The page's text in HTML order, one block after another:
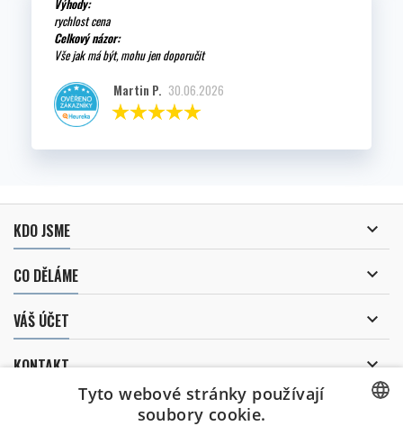
Výhody:
rychlost cena
Celkový názor:
Vše jak má být, mohu jen doporučit
Martin P. 30.06.2026
KDO JSME 
CO DĚLÁME 
VÁŠ ÚČET 
KONTAKT 
ODBĚR NOVINEK
Tyto webové stránky používají
soubory cookie.